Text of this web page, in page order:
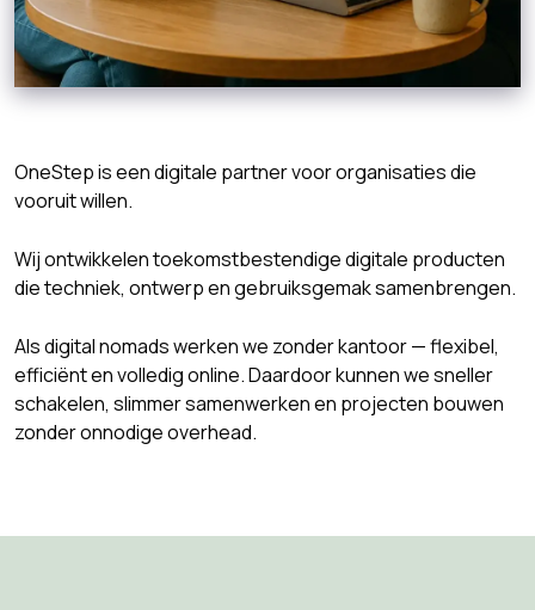
OneStep is een digitale partner voor organisaties die
vooruit willen.
Wij ontwikkelen toekomstbestendige digitale producten
die techniek, ontwerp en gebruiksgemak samenbrengen.
Als digital nomads werken we zonder kantoor — flexibel,
efficiënt en volledig online. Daardoor kunnen we sneller
schakelen, slimmer samenwerken en projecten bouwen
zonder onnodige overhead.